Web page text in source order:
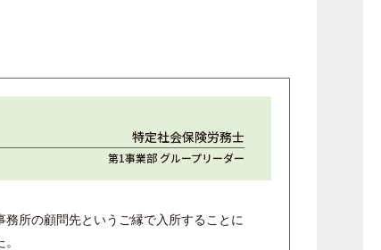
特定社会保険労務士
第1事業部 グループリーダー
所の顧問先というご縁で入所することに